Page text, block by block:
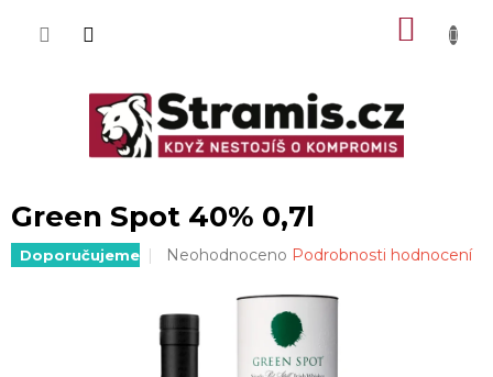
Green Spot 40% 0,7l
Doporučujeme
Průměrné
je
Neohodnoceno Podrobnosti hodnocení